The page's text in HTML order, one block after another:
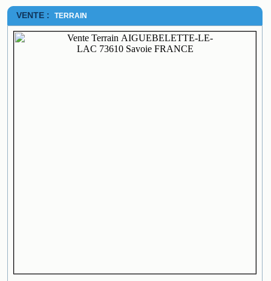
VENTE : TERRAIN